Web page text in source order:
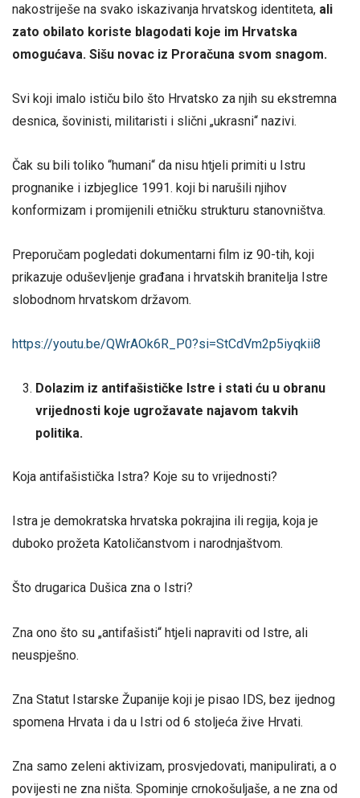
nakostriješe na svako iskazivanja hrvatskog identiteta, ali
zato obilato koriste blagodati koje im Hrvatska
omogućava. Sišu novac iz Proračuna svom snagom.
Svi koji imalo ističu bilo što Hrvatsko za njih su ekstremna
desnica, šovinisti, militaristi i slični „ukrasni“ nazivi.
Čak su bili toliko “humani“ da nisu htjeli primiti u Istru
prognanike i izbjeglice 1991. koji bi narušili njihov
konformizam i promijenili etničku strukturu stanovništva.
Preporučam pogledati dokumentarni film iz 90-tih, koji
prikazuje oduševljenje građana i hrvatskih branitelja Istre
slobodnom hrvatskom državom.
https://youtu.be/QWrAOk6R_P0?si=StCdVm2p5iyqkii8
Dolazim iz antifašističke Istre i stati ću u obranu
vrijednosti koje ugrožavate najavom takvih
politika.
Koja antifašistička Istra? Koje su to vrijednosti?
Istra je demokratska hrvatska pokrajina ili regija, koja je
duboko prožeta Katoličanstvom i narodnjaštvom.
Što drugarica Dušica zna o Istri?
Zna ono što su „antifašisti“ htjeli napraviti od Istre, ali
neuspješno.
Zna Statut Istarske Županije koji je pisao IDS, bez ijednog
spomena Hrvata i da u Istri od 6 stoljeća žive Hrvati.
Zna samo zeleni aktivizam, prosvjedovati, manipulirati, a o
povijesti ne zna ništa. Spominje crnokošuljaše, a ne zna od